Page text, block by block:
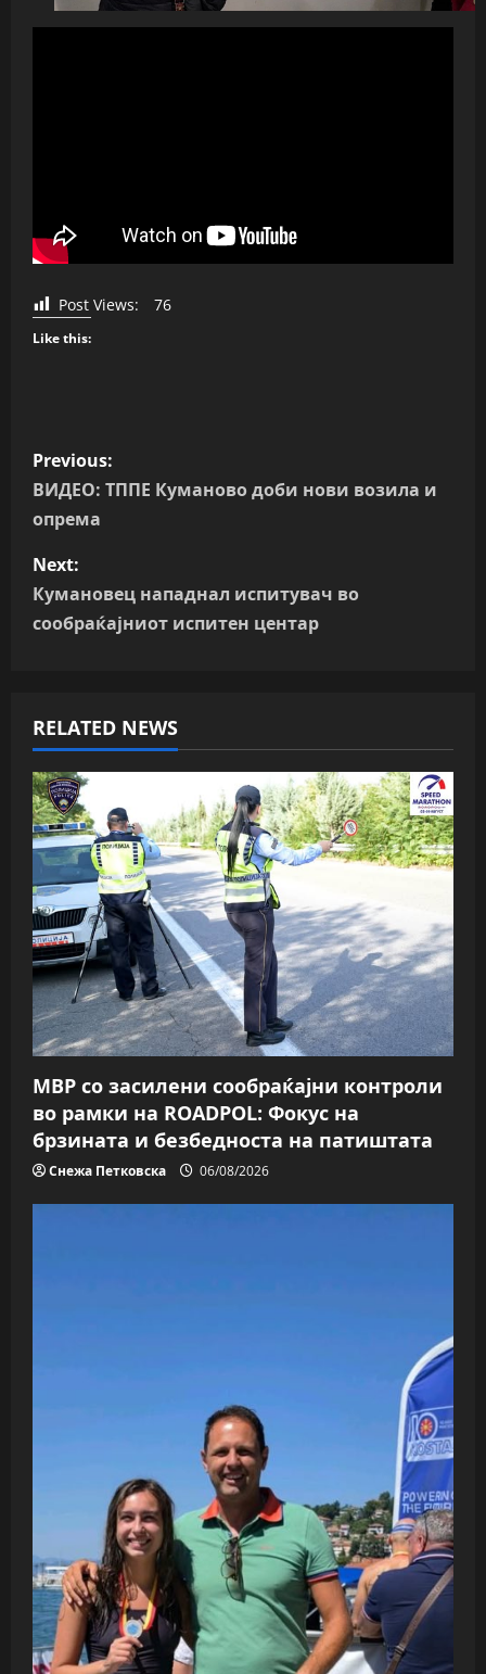
Post Views: 76
Like this:
P
o
t
n
v
i
g
a
t
i
o
n
Previous:
ВИДЕО: ТППЕ Куманово доби нови возила и
опрема
Next:
Кумановец нападнал испитувач во
сообраќајниот испитен центар
RELATED NEWS
МВР со засилени сообраќајни контроли
во рамки на ROADPOL: Фокус на
брзината и безбедноста на патиштата
Снежа Петковска 06/08/2026